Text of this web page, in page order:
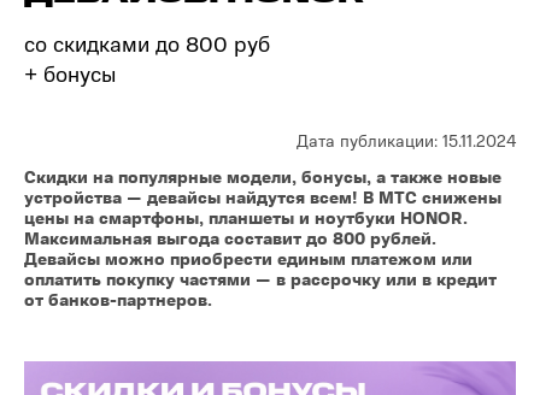
со скидками до 800 руб
+ бонусы
Дата публикации: 15.11.2024
Скидки на популярные модели, бонусы, а также новые
устройства — девайсы найдутся всем! В МТС снижены
цены на смартфоны, планшеты и ноутбуки HONOR.
Максимальная выгода составит до 800 рублей.
Девайсы можно приобрести единым платежом или
оплатить покупку частями — в рассрочку или в кредит
от банков-партнеров.